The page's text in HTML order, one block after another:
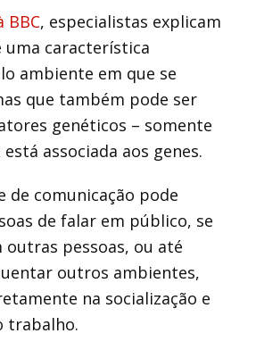
BBC, especialistas explicam
uma característica
ambiente em que se
que também pode ser
genéticos – somente
associada aos genes.
de comunicação pode
de falar em público, se
outras pessoas, ou até
outros ambientes,
na socialização e
trabalho.